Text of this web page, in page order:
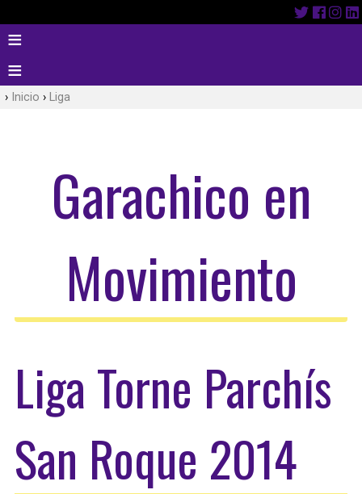
Inicio Liga
Garachico en
Movimiento
Liga Torne Parchís
San Roque 2014